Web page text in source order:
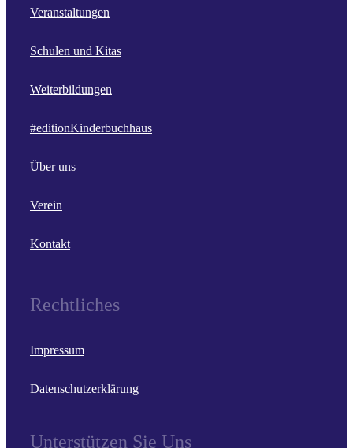
Veranstaltungen
Schulen und Kitas
Weiterbildungen
#editionKinderbuchhaus
Über uns
Verein
Kontakt
Rechtliches
Impressum
Datenschutzerklärung
Unterstützen Sie Uns